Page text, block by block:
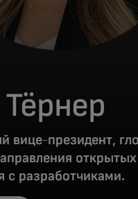
вице-президент,
с разработчиками.